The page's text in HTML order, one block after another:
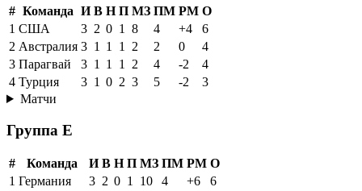
# Команда И В Н П МЗ ПМ РМ О
1 США 3 2 0 1 8 4 +4
6
2 Австралия 3 1 1 1 2 2 0
4
3 Парагвай 3 1 1 1 2 4 -2
4
4 Турция 3 1 0 2 3 5 -2
3
Матчи
Группа E
# Команда И В Н П МЗ ПМ РМ О
1 Германия 3 2 0 1 10 4 +6
6